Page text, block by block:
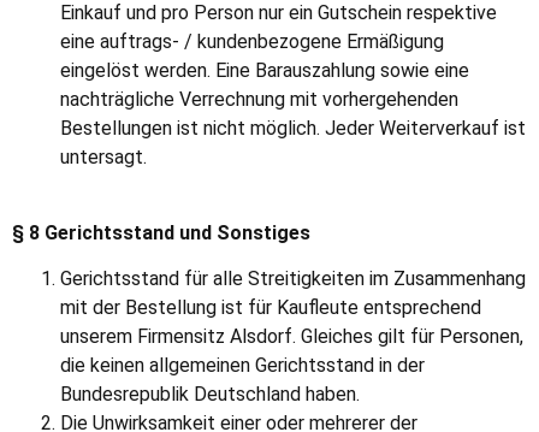
Einkauf und pro Person nur ein Gutschein respektive
eine auftrags- / kundenbezogene Ermäßigung
eingelöst werden. Eine Barauszahlung sowie eine
nachträgliche Verrechnung mit vorhergehenden
Bestellungen ist nicht möglich. Jeder Weiterverkauf ist
untersagt.
§ 8 Gerichtsstand und Sonstiges
Gerichtsstand für alle Streitigkeiten im Zusammenhang
mit der Bestellung ist für Kaufleute entsprechend
unserem Firmensitz Alsdorf. Gleiches gilt für Personen,
die keinen allgemeinen Gerichtsstand in der
Bundesrepublik Deutschland haben.
Die Unwirksamkeit einer oder mehrerer der